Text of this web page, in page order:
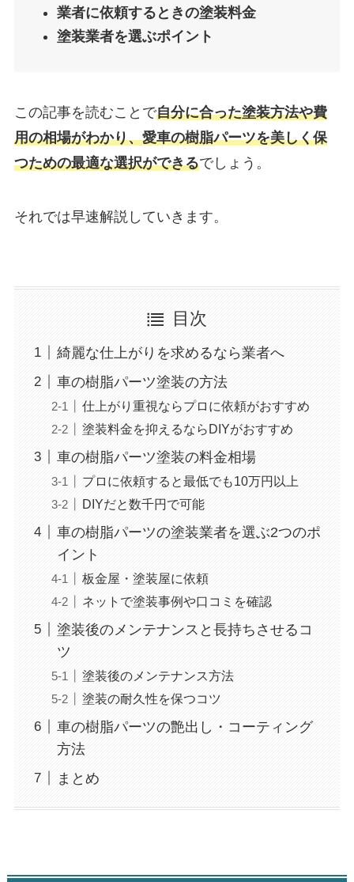
業者に依頼するときの塗装料金
塗装業者を選ぶポイント
この記事を読むことで自分に合った塗装方法や費
用の相場がわかり、愛車の樹脂パーツを美しく保
つための最適な選択ができるでしょう。
それでは早速解説していきます。
目次
綺麗な仕上がりを求めるなら業者へ
車の樹脂パーツ塗装の方法
仕上がり重視ならプロに依頼がおすすめ
塗装料金を抑えるならDIYがおすすめ
車の樹脂パーツ塗装の料金相場
プロに依頼すると最低でも10万円以上
DIYだと数千円で可能
車の樹脂パーツの塗装業者を選ぶ2つのポ
イント
板金屋・塗装屋に依頼
ネットで塗装事例や口コミを確認
塗装後のメンテナンスと長持ちさせるコ
ツ
塗装後のメンテナンス方法
塗装の耐久性を保つコツ
車の樹脂パーツの艶出し・コーティング
方法
まとめ